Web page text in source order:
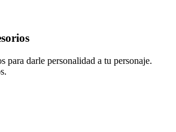
para darle personalidad a tu personaje.